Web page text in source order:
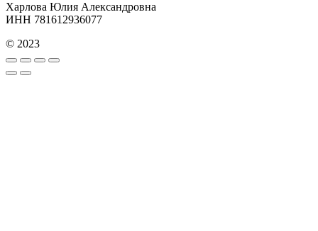
Харлова Юлия Александровна
ИНН 781612936077
© 2023